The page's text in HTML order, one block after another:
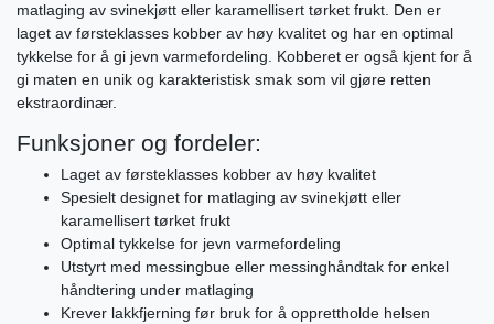
matlaging av svinekjøtt eller karamellisert tørket frukt. Den er
laget av førsteklasses kobber av høy kvalitet og har en optimal
tykkelse for å gi jevn varmefordeling. Kobberet er også kjent for å
gi maten en unik og karakteristisk smak som vil gjøre retten
ekstraordinær.
Funksjoner og fordeler:
Laget av førsteklasses kobber av høy kvalitet
Spesielt designet for matlaging av svinekjøtt eller
karamellisert tørket frukt
Optimal tykkelse for jevn varmefordeling
Utstyrt med messingbue eller messinghåndtak for enkel
håndtering under matlaging
Krever lakkfjerning før bruk for å opprettholde helsen